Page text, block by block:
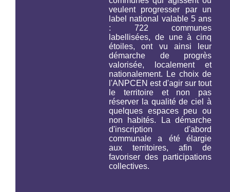
veulent progresser par un
label national valable 5 ans
: 722 communes
labellisées, de une à cinq
étoiles, ont vu ainsi leur
démarche de progrès
valorisée, localement et
nationalement. Le choix de
l'ANPCEN est d'agir sur tout
le territoire et non pas
réserver la qualité de ciel à
quelques espaces peu ou
non habités. La démarche
d'inscription d'abord
communale a été élargie
aux territoires, afin de
favoriser des participations
collectives.